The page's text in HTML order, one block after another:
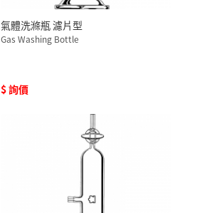
氣體洗滌瓶 濾片型
Gas Washing Bottle
$ 詢價